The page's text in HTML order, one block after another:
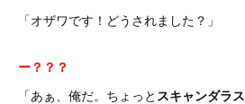
「オザワです！どうされました？」
ー？？？
「あぁ、俺だ。ちょっと スキャンダラス